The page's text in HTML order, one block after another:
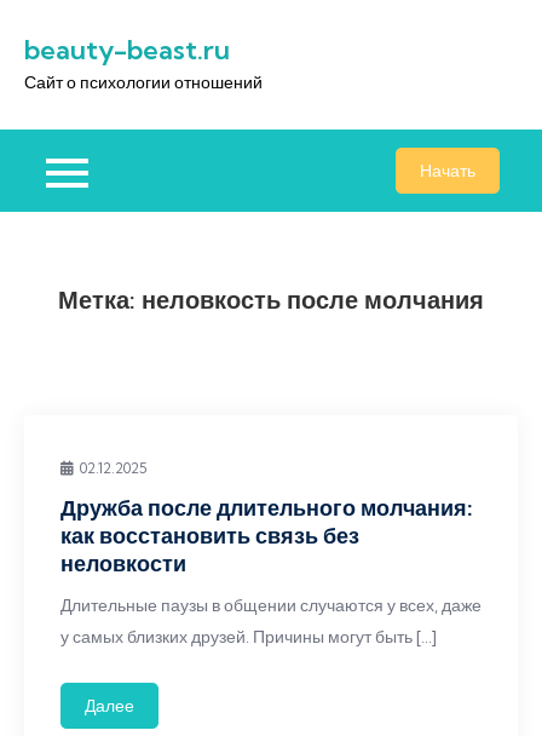
содержимому
beauty-beast.ru
Сайт о психологии отношений
Начать
Метка: неловкость после молчания
02.12.2025
Дружба после длительного молчания:
как восстановить связь без
неловкости
Длительные паузы в общении случаются у всех, даже
у самых близких друзей. Причины могут быть […]
Далее